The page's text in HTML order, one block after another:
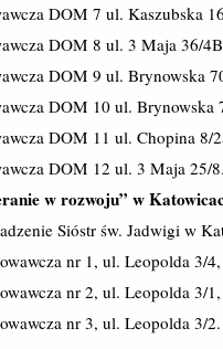
DOM 7 ul. Kaszubska
DOM 8 ul. 3 Maja 36/
DOM 9 ul. Brynowska
DOM 10 ul. Brynowska
DOM 11 ul. Chopina 8/
DOM 12 ul. 3 Maja 25/8.
w rozwoju” w
Sióstr św. Jadwigi w
nr 1, ul. Leopolda 3/4,
nr 2, ul. Leopolda 3/1,
nr 3, ul. Leopolda 3/2.